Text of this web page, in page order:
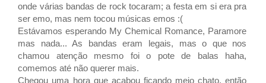
onde várias bandas de rock tocaram; a festa em si era pra
ser emo, mas nem tocou músicas emos :(
Estávamos esperando My Chemical Romance, Paramore
mas nada... As bandas eram legais, mas o que nos
chamou atenção mesmo foi o pote de balas haha,
comemos até não querer mais.
Chegou uma hora que acabou ficando meio chato, então